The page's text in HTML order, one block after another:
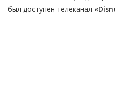
был доступен телеканал